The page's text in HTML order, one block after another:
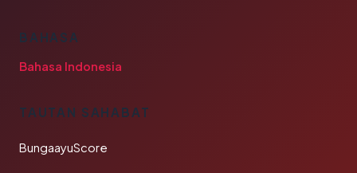
BAHASA
Bahasa Indonesia
TAUTAN SAHABAT
BungaayuScore